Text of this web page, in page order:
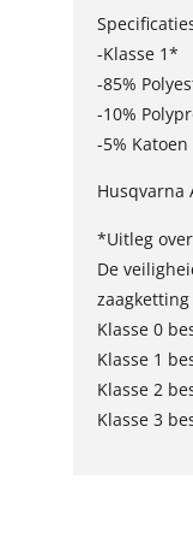
-Klasse 1*
-85%
-10%
-5% Katoen
Husqvarna
*Uitleg
De
Klasse 0
Klasse 1
Klasse 2
Klasse 3